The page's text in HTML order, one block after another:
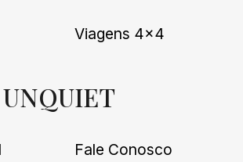
Viagens 4×4
Fale Conosco